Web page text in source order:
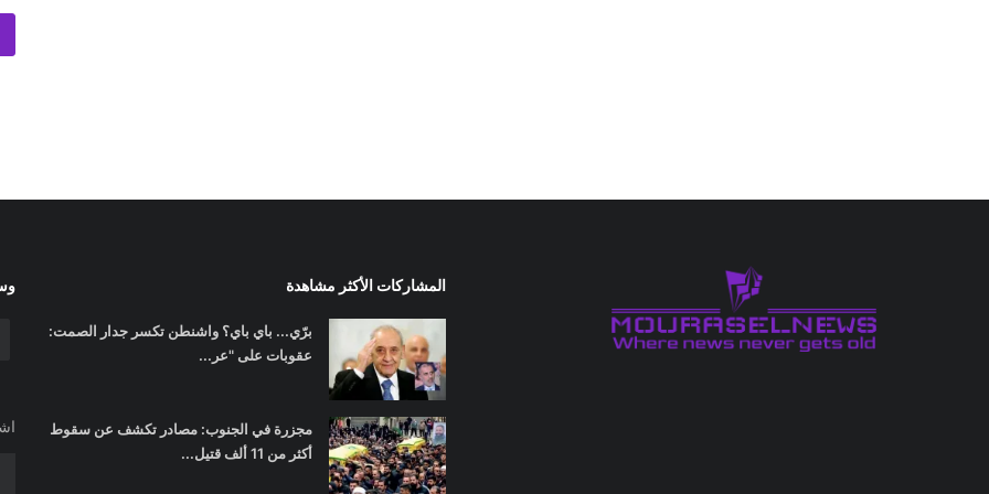
المشاركات الأكثر مشاهدة
برّي... باي باي؟ واشنطن تكسر جدار الصمت:
عقوبات على "عر...
مجزرة في الجنوب: مصادر تكشف عن سقوط
أكثر من 11 ألف قتيل...